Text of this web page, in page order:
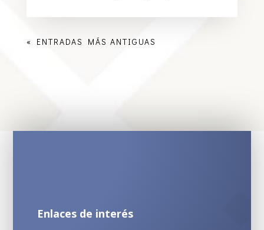
« ENTRADAS MÁS ANTIGUAS
Enlaces de interés